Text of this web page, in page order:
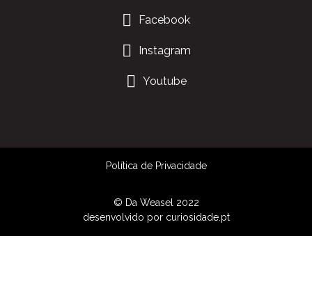
Facebook
Instagram
Youtube
Política de Privacidade
© Da Weasel 2022
desenvolvido por curiosidade.pt